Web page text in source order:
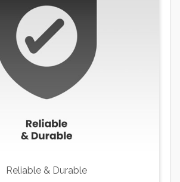
Reliable & Durable